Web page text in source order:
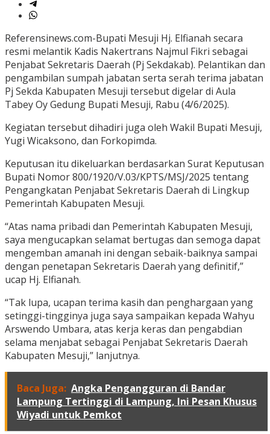
Referensinews.com-Bupati Mesuji Hj. Elfianah secara
resmi melantik Kadis Nakertrans Najmul Fikri sebagai
Penjabat Sekretaris Daerah (Pj Sekdakab). Pelantikan dan
pengambilan sumpah jabatan serta serah terima jabatan
Pj Sekda Kabupaten Mesuji tersebut digelar di Aula
Tabey Oy Gedung Bupati Mesuji, Rabu (4/6/2025).
Kegiatan tersebut dihadiri juga oleh Wakil Bupati Mesuji,
Yugi Wicaksono, dan Forkopimda.
Keputusan itu dikeluarkan berdasarkan Surat Keputusan
Bupati Nomor 800/1920/V.03/KPTS/MSJ/2025 tentang
Pengangkatan Penjabat Sekretaris Daerah di Lingkup
Pemerintah Kabupaten Mesuji.
“Atas nama pribadi dan Pemerintah Kabupaten Mesuji,
saya mengucapkan selamat bertugas dan semoga dapat
mengemban amanah ini dengan sebaik-baiknya sampai
dengan penetapan Sekretaris Daerah yang definitif,”
ucap Hj. Elfianah.
“Tak lupa, ucapan terima kasih dan penghargaan yang
setinggi-tingginya juga saya sampaikan kepada Wahyu
Arswendo Umbara, atas kerja keras dan pengabdian
selama menjabat sebagai Penjabat Sekretaris Daerah
Kabupaten Mesuji,” lanjutnya.
Baca Juga: Angka Pengangguran di Bandar
Lampung Tertinggi di Lampung, Ini Pesan Khusus
Wiyadi untuk Pemkot